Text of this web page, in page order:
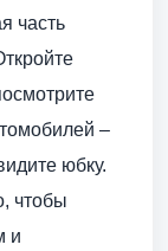
часть
–
юбку.
чтобы
и